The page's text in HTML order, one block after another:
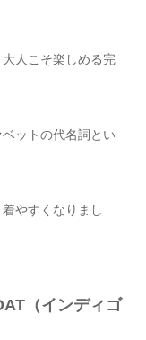
人こそ楽しめる完
ットの代名詞とい
やすくなりまし
（インディゴ